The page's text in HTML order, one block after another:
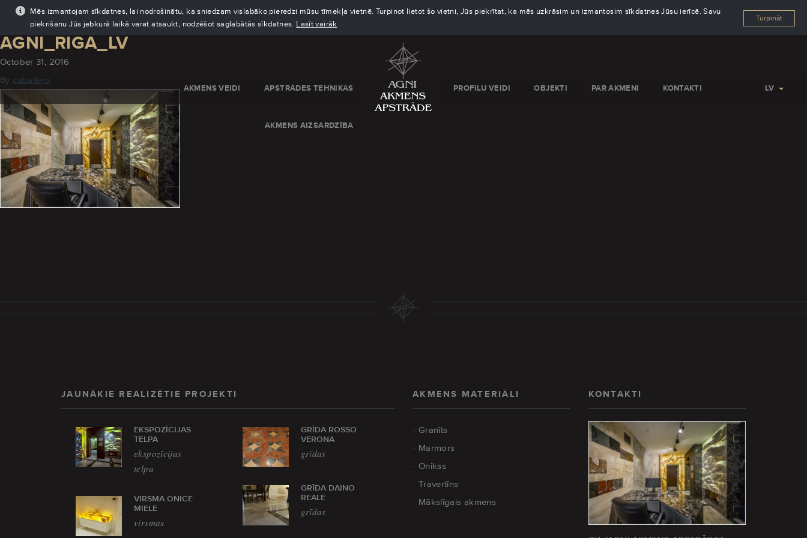
Mēs izmantojam sīkdatnes, lai nodrošinātu, ka sniedzam vislabāko pieredzi mūsu tīmekļa vietnē. Turpinot lietot šo vietni, Jūs piekrītat, ka mēs uzkrāsim un izmantosim sīkdatnes Jūsu ierīcē. Savu
piekrišanu Jūs jebkurā laikā varat atsaukt, nodzēšot saglabātās sīkdatnes. Lasīt vairāk
Turpināt
AKMENS VEIDI APSTRĀDES TEHNIKAS
AKMENS AIZSARDZĪBA
PROFILU VEIDI OBJEKTI PAR AKMENI KONTAKTI LV
AGNI_RIGA_LV
October 31, 2016
By caballero
JAUNĀKIE REALIZĒTIE PROJEKTI
EKSPOZĪCIJAS
TELPA
ekspozīcijas
telpa
VIRSMA ONICE
MIELE
virsmas
GRĪDA ROSSO
VERONA
grīdas
GRĪDA DAINO
REALE
grīdas
AKMENS MATERIĀLI
Granīts
Marmors
Onikss
Travertīns
Mākslīgais akmens
KONTAKTI